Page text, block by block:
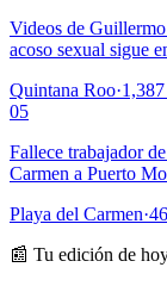
Videos de
acoso sexual sigue
Quintana Roo·1,387
05
Fallece trabajador
Carmen a Puerto
Playa del Carmen·
📰 Tu edición de